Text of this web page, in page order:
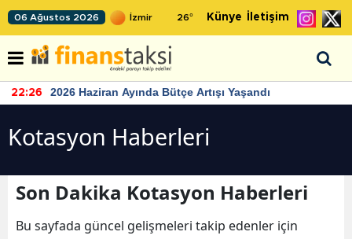
06 Ağustos 2026 26° Künye İletişim
22:26 2026 Haziran Ayında Bütçe Artışı Yaşandı
Kotasyon Haberleri
Son Dakika Kotasyon Haberleri
Bu sayfada güncel gelişmeleri takip edenler için